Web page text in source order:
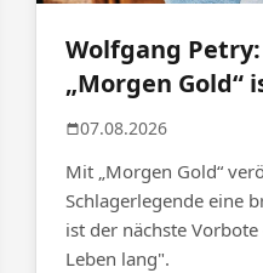
Wolfgang
„Morgen Gold“
07.08.2026
Mit „Morgen Gold“
Schlagerlegende eine
ist der nächste
Leben lang".